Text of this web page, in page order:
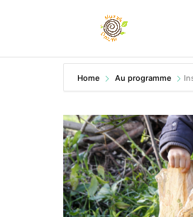
Home Au programme